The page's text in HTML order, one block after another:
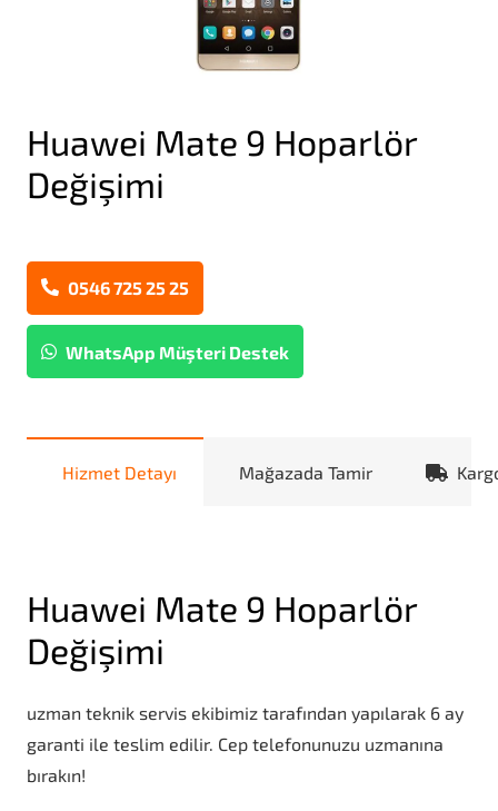
Huawei Mate 9 Hoparlör
Değişimi
0546 725 25 25
WhatsApp Müşteri Destek
Hizmet Detayı Mağazada Tamir
Huawei Mate 9 Hoparlör
Değişimi
uzman teknik servis ekibimiz tarafından yapılarak 6 ay
garanti ile teslim edilir. Cep telefonunuzu uzmanına
bırakın!